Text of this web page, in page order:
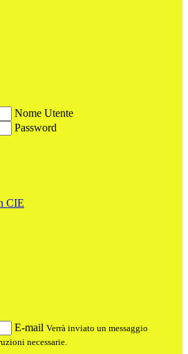
Nome Utente
Password
CIE
E-mail Verrà inviato un messaggio
necessarie.